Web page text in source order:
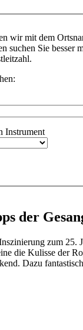
wir mit dem
suchen Sie besser
Instrument
der
zum 25.
die Kulisse der
Dazu